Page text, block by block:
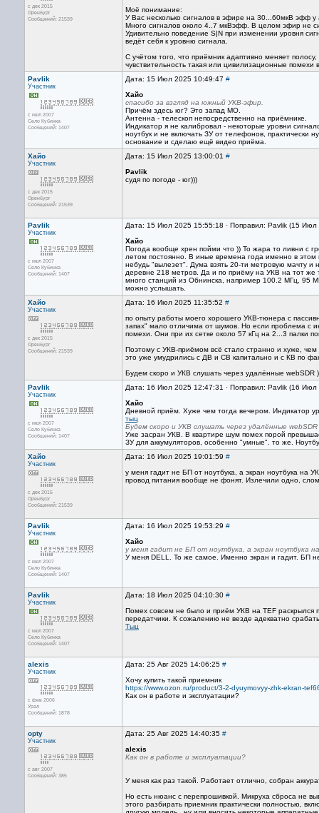
с дек 2015
Оренбург
Сообщений: 21539
Моё понимание:
У Вас несколько сигналов в эфире на 30...60мкВ эфф
Много сигналов около 4..7 мкВэфф. В целом эфир не
Удивительно поведение S|N при изменении уровня
ведёт себя к уровню сигнала.
С учётом того, что приёмник адаптивно меняет
чувствительность такая или цивилизационные
Pavlik
Участник
с июл 2007
Село Кубинка
Сообщений: 1407
Дата: 15 Июл 2025 10:49:47 #
Хайо
спасибо за взгляд на южный УКВ-эфир.
Причём здесь юг? Это запад МО.
Антенна - телескоп непосредственно на приёмнике.
Индикатор я не калибровал - некоторые уровни
ноутбук и не включать ЗУ от телефонов, практически
основание и сделаю ещё видео приёма.
Хайо
Участник
с дек 2015
Оренбург
Сообщений: 21539
Дата: 15 Июл 2025 13:00:01 #
Pavlik
судя по погоде - юг)))
Pavlik
Участник
с июл 2007
Село Кубинка
Сообщений: 1407
Дата: 15 Июл 2025 15:55:18 · Поправил: Pavlik (15
Хайо
Погода вообще хрен пойми что )) То жара то ливни с
летом постоянно. В иные времена года именно в
небудь "вылезет". Дума взять 20-ти метровую мачту
деревне 218 метров. Да и по приёму на УКВ на тот
много станций из Обнинска, например 100.2 МГц, 95
можно услышать.
Хайо
Участник
с дек 2015
Оренбург
Сообщений: 21539
Дата: 16 Июл 2025 11:35:52 #
по опыту работы моего хорошего УКВ-тюнера с
запах" мало отличима от шумов. Но если проблема с
помехи. Они при их сетке около 57 кГц на 2...3 палки
Поэтому с УКВ-приёмом всё стало странно и хуже,
это уже умудрились с ДВ и СВ капитально и с КВ по
Будем скоро и УКВ слушать через удалённые webSDR
Pavlik
Участник
с июл 2007
Село Кубинка
Сообщений: 1407
Дата: 16 Июл 2025 12:47:31 · Поправил: Pavlik (16
Хайо
Дневной приём. Хуже чем тогда вечером. Индикатор
тыц
Будем скоро и УКВ слушать через удалённые webSDR
Уже засран УКВ. В квартире шум помех порой
ЗУ для аккумуляторов, особенно "умные". то же.
Хайо
Участник
с дек 2015
Оренбург
Сообщений: 21539
Дата: 16 Июл 2025 19:01:59 #
у меня гадит не БП от ноутбука, а экран ноутбука на
провод питания вообще не фонят. Излечили одно,
Pavlik
Участник
с июл 2007
Село Кубинка
Сообщений: 1407
Дата: 16 Июл 2025 19:53:29 #
Хайо
у меня гадит не БП от ноутбука, а экран ноутбука
У меня DELL. То же самое. Именно экран и гадит. БП
Pavlik
Участник
с июл 2007
Село Кубинка
Сообщений: 1407
Дата: 18 Июл 2025 04:10:30 #
Помех совсем не было и приём УКВ на TEF раскрылся
передатчики. К сожалению не везде адекватно
Тыц
alexis
Участник
с фев 2006
Урал
Сообщений: 1878
Дата: 25 Авг 2025 14:06:25 #
Хочу купить такой приемник
https://www.ozon.ru/product/3-2-dyuymovyy-zhk-ekran-
Как он в работе и эксплуатации?
opty
Участник
с авг 2007
Сообщений: 385
Дата: 25 Авг 2025 14:40:35 #
alexis
Как он в работе и эксплуатации?
У меня как раз такой. Работает отлично, собран
Но есть нюанс с перепрошивкой. Микруха сброса не
этого разбирать приемник практически полностью,